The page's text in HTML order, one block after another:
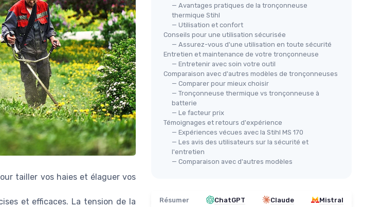
tailler vos haies et élaguer vos
et efficaces. La tension de la
— Avantages pratiques de la tronçonneuse
thermique Stihl
— Utilisation et confort
Conseils pour une utilisation sécurisée
— Assurez-vous d'une utilisation en toute sécurité
Entretien et maintenance de votre tronçonneuse
— Entretenir avec soin votre outil
Comparaison avec d'autres modèles de tronçonneuses
— Comparer pour mieux choisir
— Tronçonneuse thermique vs tronçonneuse à
batterie
— Le facteur prix
Témoignages et retours d'expérience
— Expériences vécues avec la Stihl MS 170
— Les avis des utilisateurs sur la sécurité et
l'entretien
— Comparaison avec d'autres modèles
Résumer ChatGPT Claude Mistral